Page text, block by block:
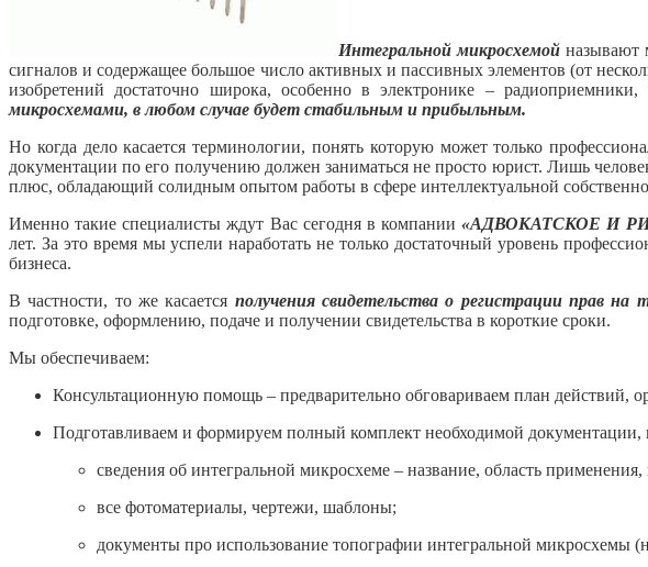
Интегральной микросхемой называют
сигналов и содержащее большое число активных и пассивных элементов (от
изобретений достаточно широка, особенно в электронике –
микросхемами, в любом случае будет стабильным и прибыльным.
Но когда дело касается терминологии, понять которую может только
документации по его получению должен заниматься не просто юрист. Лишь
плюс, обладающий солидным опытом работы в сфере интеллектуальной
Именно такие специалисты ждут Вас сегодня в компании«АДВОКАТСКОЕ И
лет. За это время мы успели наработать не только достаточный уровень
бизнеса.
В частности, то же касается получения свидетельства о регистрации прав
подготовке, оформлению, подаче и получении свидетельства в короткие сроки.
Мы обеспечиваем:
Консультационную помощь – предварительно обговариваем план действий,
Подготавливаем и формируем полный комплект необходимой
сведения об интегральной микросхеме – название, область
все фотоматериалы, чертежи, шаблоны;
документы про использование топографии интегральной микросхемы